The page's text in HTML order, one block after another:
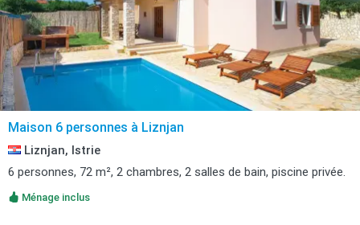
Maison 6 personnes à Liznjan
Liznjan, Istrie
6 personnes, 72 m², 2 chambres, 2 salles de bain, piscine privée.
Ménage inclus